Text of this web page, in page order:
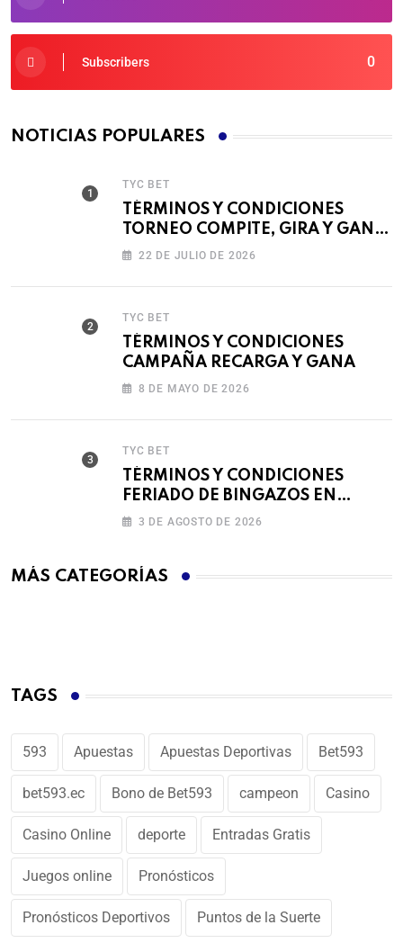
0
Subscribers
NOTICIAS POPULARES
TYC BET
TÉRMINOS Y CONDICIONES
TORNEO COMPITE, GIRA Y GANA
🎰 22 DE JULIO DE 2026
TYC BET
TÉRMINOS Y CONDICIONES
CAMPAÑA RECARGA Y GANA
8 DE MAYO DE 2026
TYC BET
TÉRMINOS Y CONDICIONES
FERIADO DE BINGAZOS EN
BET593
3 DE AGOSTO DE 2026
MÁS CATEGORÍAS
TAGS
593 Apuestas Apuestas Deportivas Bet593
bet593.ec Bono de Bet593 campeon Casino
Casino Online deporte Entradas Gratis
Juegos online Pronósticos
Pronósticos Deportivos Puntos de la Suerte